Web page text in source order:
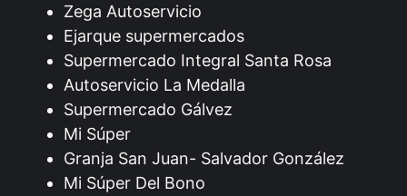
Zega Autoservicio
Ejarque supermercados
Supermercado Integral Santa Rosa
Autoservicio La Medalla
Supermercado Gálvez
Mi Súper
Granja San Juan- Salvador González
Mi Súper Del Bono